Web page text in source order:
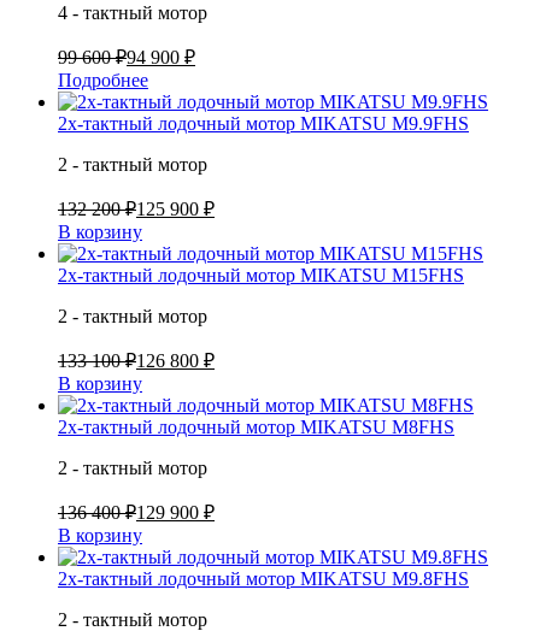
4 - тактный мотор
99 600 ₽94 900 ₽
Подробнее
2х-тактный лодочный мотор MIKATSU M9.9FHS
2 - тактный мотор
132 200 ₽125 900 ₽
В корзину
2х-тактный лодочный мотор MIKATSU M15FHS
2 - тактный мотор
133 100 ₽126 800 ₽
В корзину
2х-тактный лодочный мотор MIKATSU M8FHS
2 - тактный мотор
136 400 ₽129 900 ₽
В корзину
2х-тактный лодочный мотор MIKATSU M9.8FHS
2 - тактный мотор